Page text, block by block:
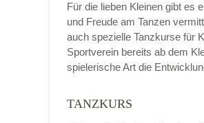
E-Mail*
Name der
Für die lieben Kleinen gibt es
und Freude am Tanzen
auch spezielle Tanzkurse für
Sportverein bereits ab dem
spielerische Art die
TANZKURS